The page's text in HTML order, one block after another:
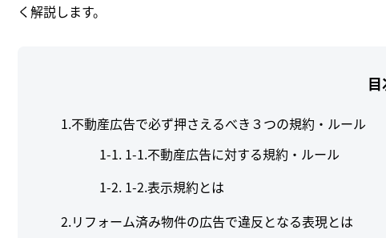
く解説します。
1.不動産広告で必ず押さえるべき３つの規約・ルール
1-1.不動産広告に対する規約・ルール
1-2.表示規約とは
2.リフォーム済み物件の広告で違反となる表現とは